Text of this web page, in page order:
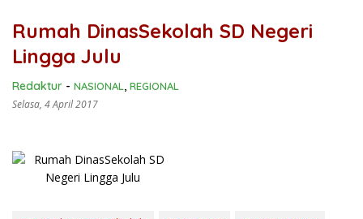
Rumah DinasSekolah SD Negeri
Lingga Julu
Redaktur - NASIONAL, REGIONAL
Selasa, 4 April 2017